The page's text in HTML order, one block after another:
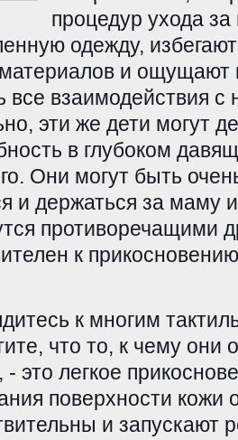
процедур ухода
одежду,
и ощущают
все взаимодействия с
эти же дети могут
в глубоком
Они могут быть
и держаться за маму
противоречащими
к
к многим
что то, к чему они
- это легкое
поверхности кожи
и запускают